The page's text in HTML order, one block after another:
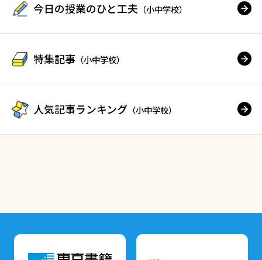
今日の授業のひと工夫 （小中学校）
特集記事 （小中学校）
人気記事ランキング （小中学校）